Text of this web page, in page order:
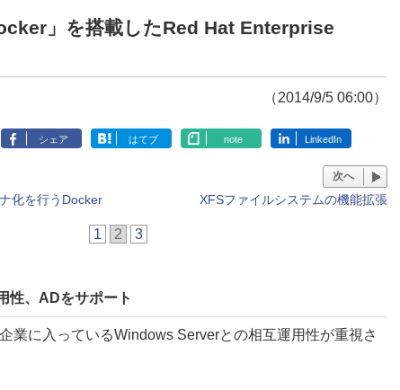
」を搭載したRed Hat Enterprise
（2014/9/5 06:00）
シェア はてブ note LinkedIn
化を行うDocker
次へ
XFSファイルシステムの機能拡張
1 2 3
性、ADをサポート
業に入っているWindows Serverとの相互運用性が重視さ